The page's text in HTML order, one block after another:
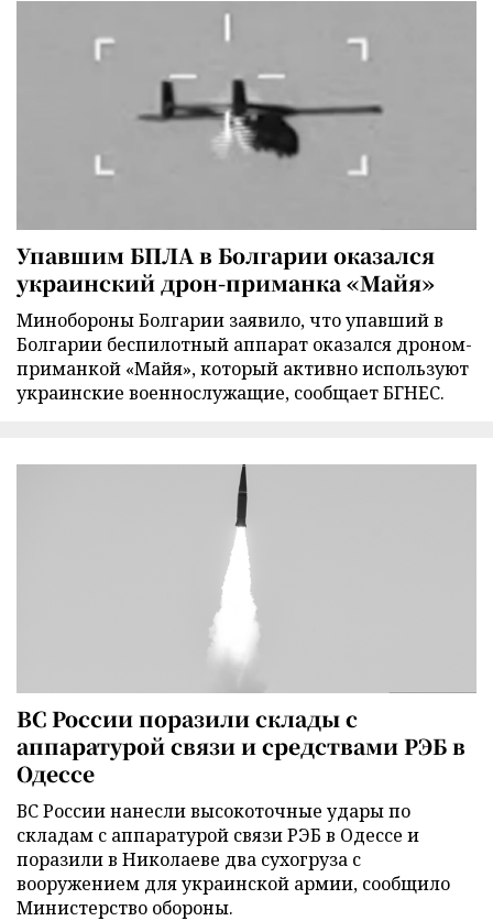
Упавшим БПЛА в Болгарии оказался
украинский дрон-приманка «Майя»
Минобороны Болгарии заявило, что упавший в
Болгарии беспилотный аппарат оказался дроном-
приманкой «Майя», который активно используют
украинские военнослужащие, сообщает БГНЕС.
ВС России поразили склады с
аппаратурой связи и средствами РЭБ в
Одессе
ВС России нанесли высокоточные удары по
складам с аппаратурой связи РЭБ в Одессе и
поразили в Николаеве два сухогруза с
вооружением для украинской армии, сообщило
Министерство обороны.